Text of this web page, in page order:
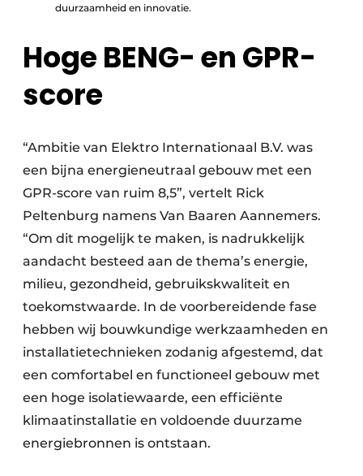
duurzaamheid en innovatie.
Hoge BENG- en GPR-
score
“Ambitie van Elektro Internationaal B.V. was
een bijna energieneutraal gebouw met een
GPR-score van ruim 8,5”, vertelt Rick
Peltenburg namens Van Baaren Aannemers.
“Om dit mogelijk te maken, is nadrukkelijk
aandacht besteed aan de thema’s energie,
milieu, gezondheid, gebruikskwaliteit en
toekomstwaarde. In de voorbereidende fase
hebben wij bouwkundige werkzaamheden en
installatietechnieken zodanig afgestemd, dat
een comfortabel en functioneel gebouw met
een hoge isolatiewaarde, een efficiënte
klimaatinstallatie en voldoende duurzame
energiebronnen is ontstaan.